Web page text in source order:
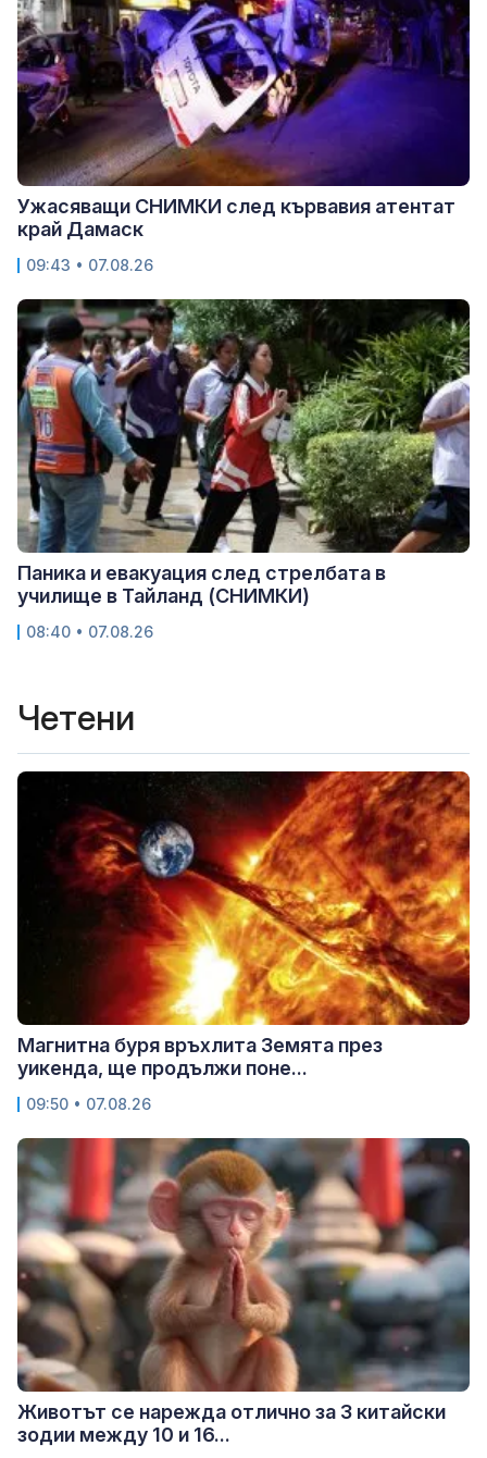
Ужасяващи СНИМКИ след кървавия атентат
край Дамаск
09:43 • 07.08.26
Паника и евакуация след стрелбата в
училище в Тайланд (СНИМКИ)
08:40 • 07.08.26
Четени
Магнитна буря връхлита Земята през
уикенда, ще продължи поне...
09:50 • 07.08.26
Животът се нарежда отлично за 3 китайски
зодии между 10 и 16...